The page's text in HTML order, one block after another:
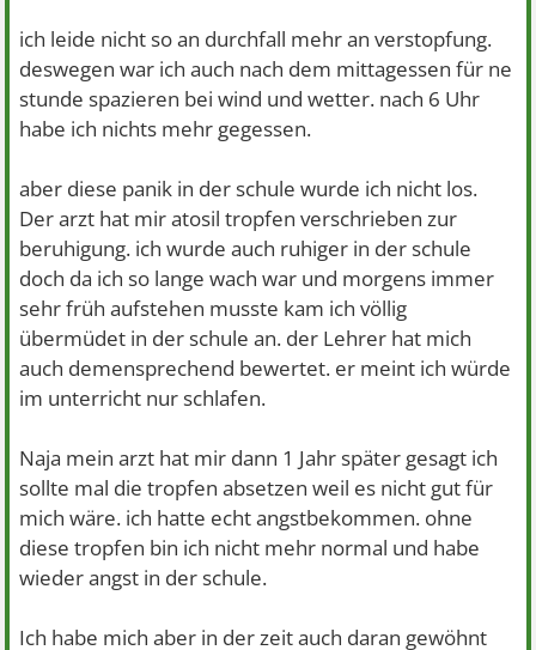
ich leide nicht so an durchfall mehr an verstopfung.
deswegen war ich auch nach dem mittagessen für ne
stunde spazieren bei wind und wetter. nach 6 Uhr
habe ich nichts mehr gegessen.
aber diese panik in der schule wurde ich nicht los.
Der arzt hat mir atosil tropfen verschrieben zur
beruhigung. ich wurde auch ruhiger in der schule
doch da ich so lange wach war und morgens immer
sehr früh aufstehen musste kam ich völlig
übermüdet in der schule an. der Lehrer hat mich
auch demensprechend bewertet. er meint ich würde
im unterricht nur schlafen.
Naja mein arzt hat mir dann 1 Jahr später gesagt ich
sollte mal die tropfen absetzen weil es nicht gut für
mich wäre. ich hatte echt angstbekommen. ohne
diese tropfen bin ich nicht mehr normal und habe
wieder angst in der schule.
Ich habe mich aber in der zeit auch daran gewöhnt